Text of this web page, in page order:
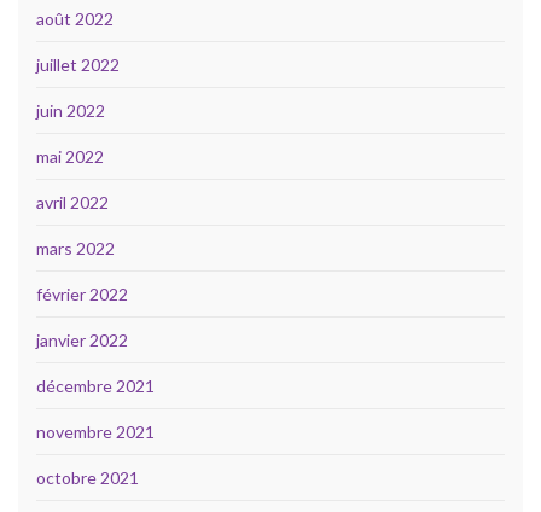
août 2022
juillet 2022
juin 2022
mai 2022
avril 2022
mars 2022
février 2022
janvier 2022
décembre 2021
novembre 2021
octobre 2021